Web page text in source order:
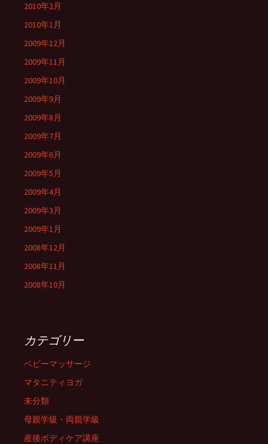
2010年2月
2010年1月
2009年12月
2009年11月
2009年10月
2009年9月
2009年8月
2009年7月
2009年6月
2009年5月
2009年4月
2009年3月
2009年1月
2008年12月
2008年11月
2008年10月
カテゴリー
ベビーマッサージ
マタニティヨガ
未分類
母親学級・両親学級
産後ボディケア講座